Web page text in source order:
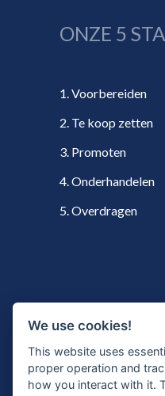
ONZE 5
1. Voorbereiden
2. Te koop zetten
3. Promoten
4. Onderhandelen
5. Overdragen
VOLG ONS
Twitter
We use cookies!
This website uses
proper operation and
how you interact with it.